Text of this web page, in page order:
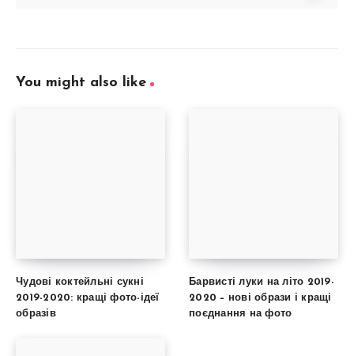
You might also like
Чудові коктейльні сукні
2019-2020: кращі фото-ідеї
образів
Барвисті луки на літо 2019-
2020 – нові образи і кращі
поєднання на фото